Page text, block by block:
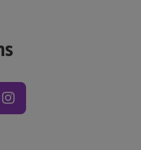
op Facebook